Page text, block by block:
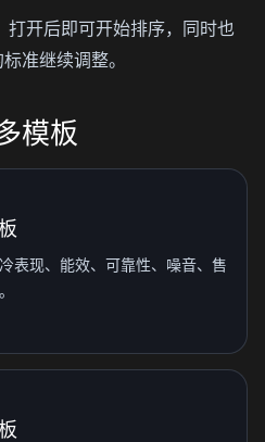
开后即可开始排序，同时也
准继续调整。
模板
表现、能效、可靠性、噪音、售